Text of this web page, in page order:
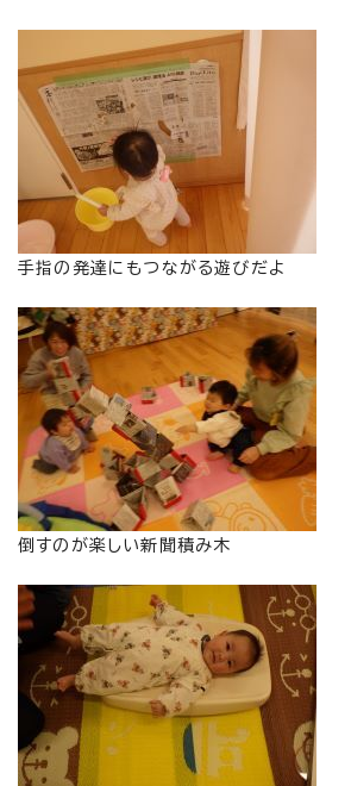
手指の発達にもつながる遊びだよ
倒すのが楽しい新聞積み木